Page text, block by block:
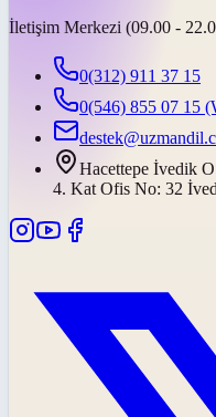
İletişim Merkezi (09.00 -
0(312) 911 37 15
0(546) 855 07 15
Hacettepe İvedik
4. Kat Ofis No: 32